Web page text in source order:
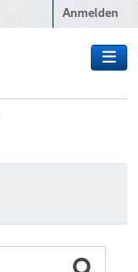
Anmelden